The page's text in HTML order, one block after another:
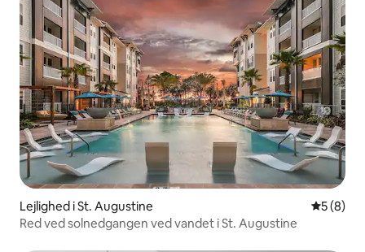
Lejlighed i St. Augustine 5 ud af 5
5 (8)
Red ved solnedgangen ved vandet i St. Augustine